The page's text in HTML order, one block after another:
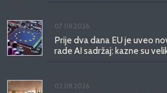
07.08.2026.
Prije dva dana EU je uveo
rade AI sadržaj: kazne su
03.08.2026.